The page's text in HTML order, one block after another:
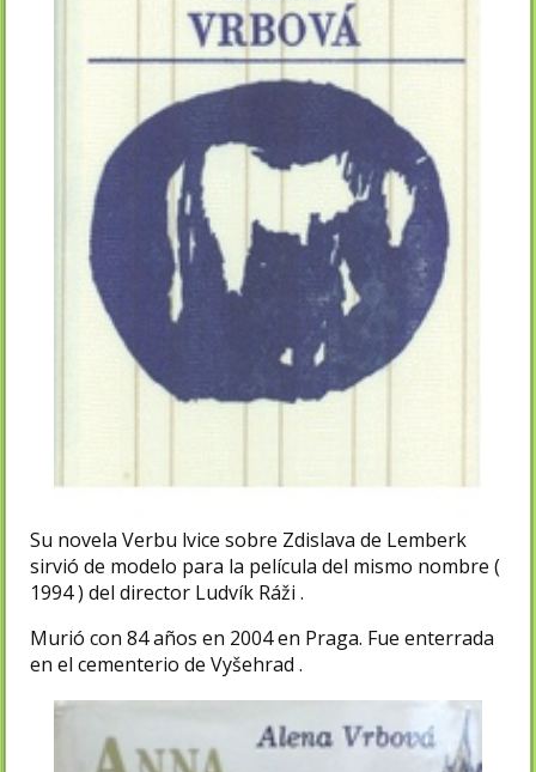
Su novela Verbu lvice sobre Zdislava de Lemberk
sirvió de modelo para la película del mismo nombre (
1994 ) del director Ludvík Ráži .
Murió con 84 años en 2004 en Praga. Fue enterrada
en el cementerio de Vyšehrad .